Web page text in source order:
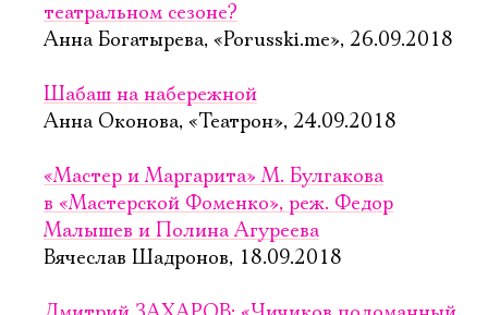
театральном сезоне?
Анна Богатырева, «Porusski.me», 26.09.2018
Шабаш на набережной
Анна Оконова, «Театрон», 24.09.2018
«Мастер и Маргарита» М. Булгакова
в «Мастерской Фоменко», реж. Федор
Малышев и Полина Агуреева
Вячеслав Шадронов, 18.09.2018